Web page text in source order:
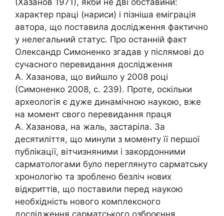
характер праці (нариси) і пізніша еміграція
автора, що поставила дослідження фактично
у нелегальний статус. Про останній факт
Олександр Симоненко згадав у післямові до
сучасного перевидання дослідження
А. Хазанова, що вийшло у 2008 році
(Симоненко 2008, с. 239). Проте, оскільки
археологія є дуже динамічною наукою, вже
на момент свого перевидання праця
А. Хазанова, на жаль, застаріла. За
десятиліття, що минули з моменту її першої
публікації, вітчизняними і закордонними
сарматологами було переглянуто сарматську
хронологію та зроблено безліч нових
відкриттів, що поставили перед наукою
необхідність нового комплексного
дослідження сарматського озброєння.